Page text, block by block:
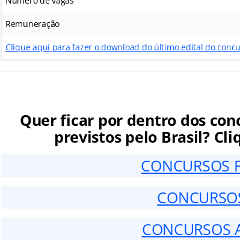
Remuneração
Clique aqui para fazer o download do último edital do
Quer ficar por dentro dos
previstos pelo Brasil?
CONCURSOS
CONCURSOS